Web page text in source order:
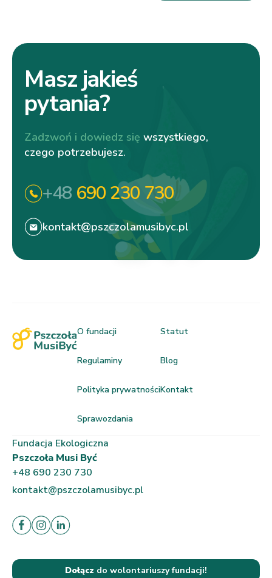
Masz jakieś
pytania?
Zadzwoń i dowiedz się wszystkiego,
czego potrzebujesz.
+48 690 230 730
kontakt@pszczolamusibyc.pl
O fundacji
Regulaminy
Polityka prywatności
Sprawozdania
Statut
Blog
Kontakt
Fundacja Ekologiczna
Pszczoła Musi Być
+48 690 230 730
kontakt@pszczolamusibyc.pl
Dołącz do wolontariuszy fundacji!